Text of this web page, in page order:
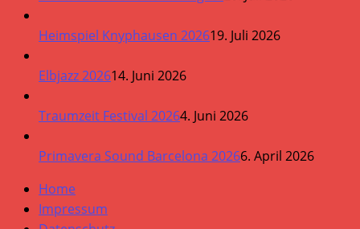
Heimspiel Knyphausen 202619. Juli 2026
Elbjazz 202614. Juni 2026
Traumzeit Festival 20264. Juni 2026
Primavera Sound Barcelona 20266. April 2026
Home
Impressum